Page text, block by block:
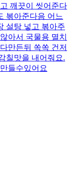
깨끗이 씻어준다
볶아준다음 어느
설탕 넣고 볶아주
아서 국물용 멸치
만든뒤 쏙쏙 건저
칠맛을 내어줘요.
들수있어요